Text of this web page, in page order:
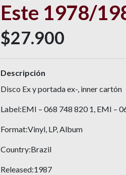
Este 1978/
$27.900
Descripción
Disco Ex y portada ex-, inner cartón
Label:EMI – 068 748 820 1, EMI –
Format:Vinyl, LP, Album
Country:Brazil
Released:1987